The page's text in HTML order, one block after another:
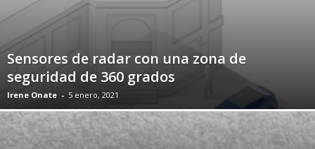
Sensores de radar con una zona de
seguridad de 360 grados
Irene Onate - 5 enero, 2021